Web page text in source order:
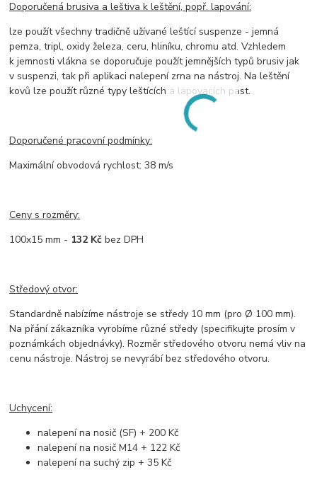
Doporučená brusiva a leštiva k leštění, popř. lapování:
lze použít všechny tradičně užívané leštící suspenze - jemná
pemza, tripl, oxidy železa, ceru, hliníku, chromu atd. Vzhledem
k jemnosti vlákna se doporučuje použít jemnějších typů brusiv jak
v suspenzi, tak při aplikaci nalepení zrna na nástroj. Na leštění
kovů lze použít různé typy leštících a lapovacích past.
Doporučené pracovní podmínky:
Maximální obvodová rychlost: 38 m/s
Ceny s rozměry:
100x15 mm - 132 Kč bez DPH
Středový otvor:
Standardně nabízíme nástroje se středy 10 mm (pro Ø 100 mm).
Na přání zákazníka vyrobíme různé středy (specifikujte prosím v
poznámkách objednávky). Rozměr středového otvoru nemá vliv na
cenu nástroje. Nástroj se nevyrábí bez středového otvoru.
Uchycení:
nalepení na nosič (SF) + 200 Kč
nalepení na nosič M14 + 122 Kč
nalepení na suchý zip + 35 Kč